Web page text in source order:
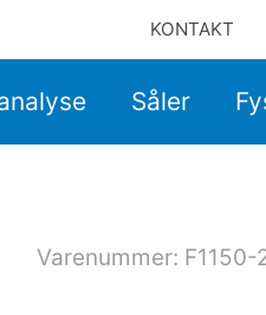
KONTAKT
Såler
Varenummer: F1150-